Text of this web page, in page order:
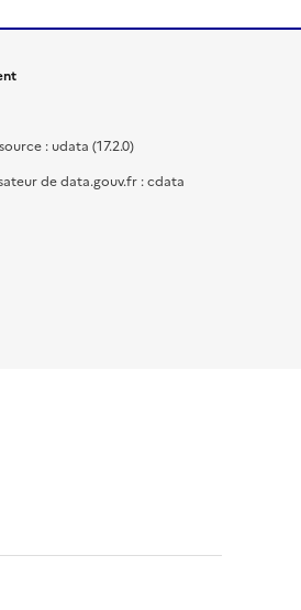
: udata (17.2.0)
de data.gouv.fr : cdata